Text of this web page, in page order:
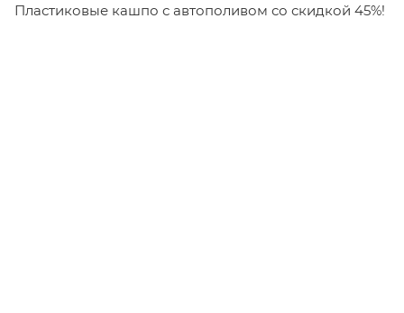
Пластиковые кашпо с автополивом со скидкой 45%!